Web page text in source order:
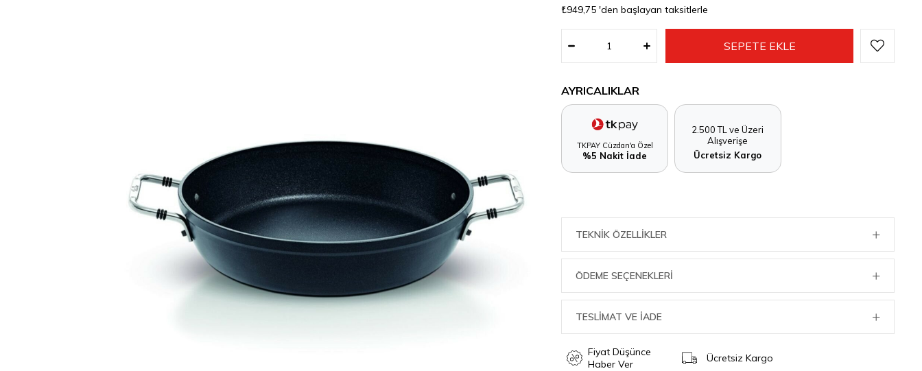
₺949,75 'den başlayan taksitlerle
AYRICALIKLAR
TKPAY Cüzdan'a Özel
%5 Nakit İade
2.500 TL ve Üzeri
Alışverişe
Ücretsiz Kargo
TEKNIK ÖZELLIKLER
ÖDEME SEÇENEKLERI
TESLİMAT VE İADE
Fiyat Düşünce
Haber Ver
Ücretsiz Kargo